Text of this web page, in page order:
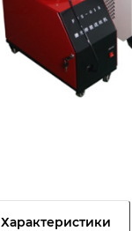
Характеристики